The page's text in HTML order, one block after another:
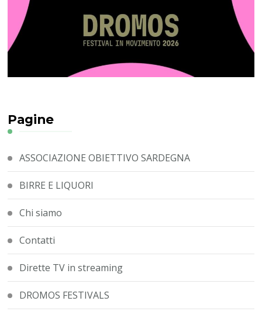
Pagine
ASSOCIAZIONE OBIETTIVO SARDEGNA
BIRRE E LIQUORI
Chi siamo
Contatti
Dirette TV in streaming
DROMOS FESTIVALS